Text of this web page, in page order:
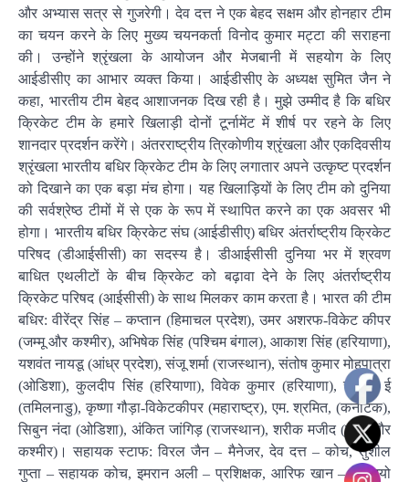
और अभ्यास सत्र से गुजरेगी। देव दत्त ने एक बेहद सक्षम और होनहार टीम
का चयन करने के लिए मुख्य चयनकर्ता विनोद कुमार मट्टा की सराहना
की। उन्होंने श्रृंखला के आयोजन और मेजबानी में सहयोग के लिए
आईडीसीए का आभार व्यक्त किया। आईडीसीए के अध्यक्ष सुमित जैन ने
कहा, भारतीय टीम बेहद आशाजनक दिख रही है। मुझे उम्मीद है कि बधिर
क्रिकेट टीम के हमारे खिलाड़ी दोनों टूर्नामेंट में शीर्ष पर रहने के लिए
शानदार प्रदर्शन करेंगे। अंतरराष्ट्रीय त्रिकोणीय श्रृंखला और एकदिवसीय
श्रृंखला भारतीय बधिर क्रिकेट टीम के लिए लगातार अपने उत्कृष्ट प्रदर्शन
को दिखाने का एक बड़ा मंच होगा। यह खिलाड़ियों के लिए टीम को दुनिया
की सर्वश्रेष्ठ टीमों में से एक के रूप में स्थापित करने का एक अवसर भी
होगा। भारतीय बधिर क्रिकेट संघ (आईडीसीए) बधिर अंतर्राष्ट्रीय क्रिकेट
परिषद (डीआईसीसी) का सदस्य है। डीआईसीसी दुनिया भर में श्रवण
बाधित एथलीटों के बीच क्रिकेट को बढ़ावा देने के लिए अंतर्राष्ट्रीय
क्रिकेट परिषद (आईसीसी) के साथ मिलकर काम करता है। भारत की टीम
बधिर: वीरेंद्र सिंह – कप्तान (हिमाचल प्रदेश), उमर अशरफ-विकेट कीपर
(जम्मू और कश्मीर), अभिषेक सिंह (पश्चिम बंगाल), आकाश सिंह (हरियाणा),
यशवंत नायडू (आंध्र प्रदेश), संजू शर्मा (राजस्थान), संतोष कुमार मोहपात्रा
(ओडिशा), कुलदीप सिंह (हरियाणा), विवेक कुमार (हरियाणा), सुदर्शन ई
(तमिलनाडु), कृष्णा गौड़ा-विकेटकीपर (महाराष्ट्र), एम. श्रमित, (कर्नाटक),
सिबुन नंदा (ओडिशा), अंकित जांगिड़ (राजस्थान), शरीक मजीद (जम्मू और
कश्मीर)। सहायक स्टाफ: विरल जैन – मैनेजर, देव दत्त – कोच, सुशील
गुप्ता – सहायक कोच, इमरान अली – प्रशिक्षक, आरिफ खान – फिजियो